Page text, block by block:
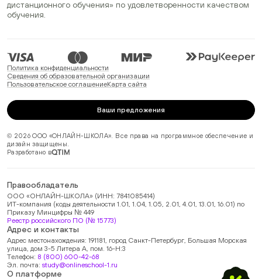
дистанционного обучения» по удовлетворенности качеством
обучения.
Политика конфиденциальности
Сведения об образовательной организации
Пользовательское соглашениеКарта сайта
Ваши предложения
© 2026 ООО «ОНЛАЙН-ШКОЛА». Все права на программное обеспечение и
дизайн защищены.
Разработано в
Правообладатель
ООО «ОНЛАЙН-ШКОЛА» (ИНН: 7841085414)
ИТ-компания (коды деятельности 1.01, 1.04, 1.05, 2.01, 4.01, 13.01, 16.01) по
Приказу Минцифры № 449
Реестр российского ПО (№ 15773)
Адрес и контакты
Адрес местонахождения: 191181, город Санкт-Петербург, Большая Морская
улица, дом 3-5 Литера А, пом. 16-Н:3
Телефон: 8 (800) 600-42-68
Эл. почта: study@onlineschool-1.ru
О платформе